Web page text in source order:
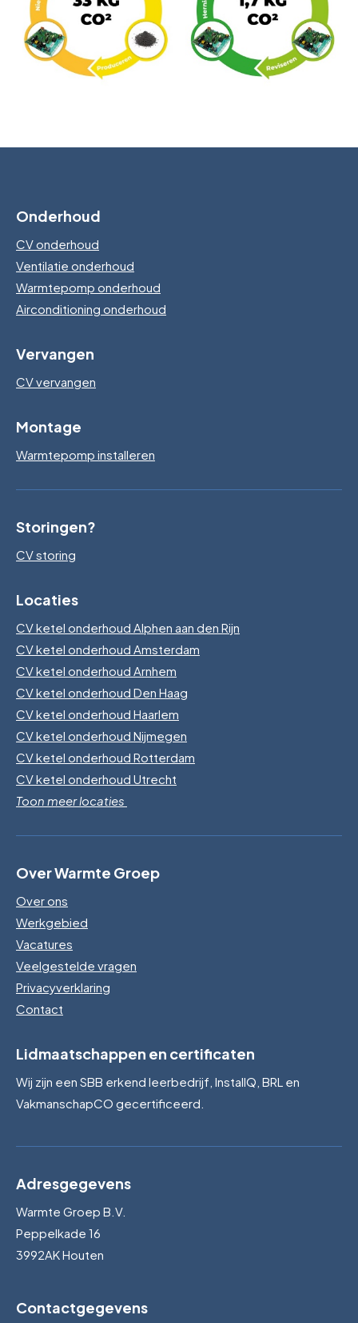
Onderhoud
CV onderhoud
Ventilatie onderhoud
Warmtepomp onderhoud
Airconditioning onderhoud
Vervangen
CV vervangen
Montage
Warmtepomp installeren
Storingen?
CV storing
Locaties
CV ketel onderhoud Alphen aan den Rijn
CV ketel onderhoud Amsterdam
CV ketel onderhoud Arnhem
CV ketel onderhoud Den Haag
CV ketel onderhoud Haarlem
CV ketel onderhoud Nijmegen
CV ketel onderhoud Rotterdam
CV ketel onderhoud Utrecht
Toon meer locaties
Over Warmte Groep
Over ons
Werkgebied
Vacatures
Veelgestelde vragen
Privacyverklaring
Contact
Lidmaatschappen en certificaten
Wij zijn een SBB erkend leerbedrijf, InstallQ, BRL en
VakmanschapCO gecertificeerd.
Adresgegevens
Warmte Groep B.V.
Peppelkade 16
3992AK Houten
Contactgegevens